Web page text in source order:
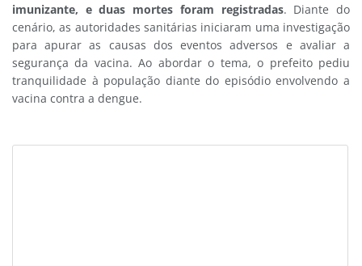
imunizante, e duas mortes foram registradas. Diante do
cenário, as autoridades sanitárias iniciaram uma investigação
para apurar as causas dos eventos adversos e avaliar a
segurança da vacina.Ao abordar o tema, o prefeito pediu
tranquilidade à população diante do episódio envolvendo a
vacina contra a dengue.